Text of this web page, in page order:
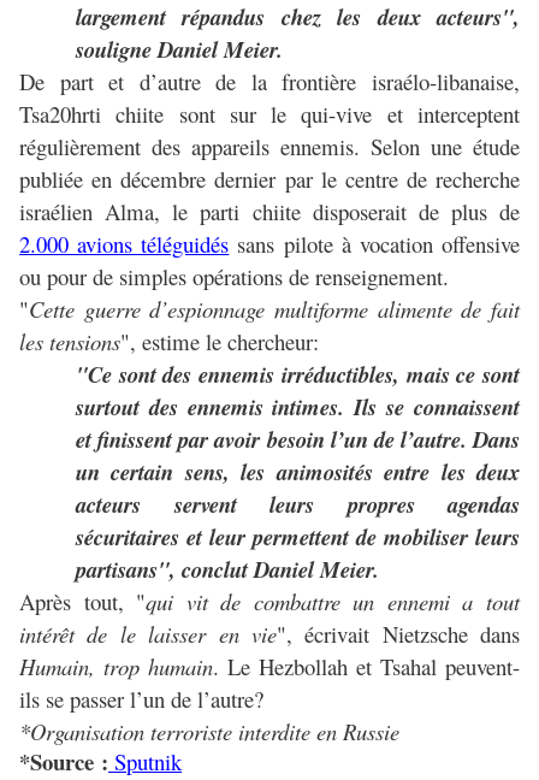
largement répandus chez les deux acteurs",
souligne Daniel Meier.
De part et d’autre de la frontière israélo-libanaise,
Tsa20hrti chiite sont sur le qui-vive et interceptent
régulièrement des appareils ennemis. Selon une étude
publiée en décembre dernier par le centre de recherche
israélien Alma, le parti chiite disposerait de plus de
2.000 avions téléguidés sans pilote à vocation offensive
ou pour de simples opérations de renseignement.
"Cette guerre d’espionnage multiforme alimente de fait
les tensions", estime le chercheur:
"Ce sont des ennemis irréductibles, mais ce sont
surtout des ennemis intimes. Ils se connaissent
et finissent par avoir besoin l’un de l’autre. Dans
un certain sens, les animosités entre les deux
acteurs servent leurs propres agendas
sécuritaires et leur permettent de mobiliser leurs
partisans", conclut Daniel Meier.
Après tout, "qui vit de combattre un ennemi a tout
intérêt de le laisser en vie", écrivait Nietzsche dans
Humain, trop humain. Le Hezbollah et Tsahal peuvent-
ils se passer l’un de l’autre?
*Organisation terroriste interdite en Russie
*Source : Sputnik